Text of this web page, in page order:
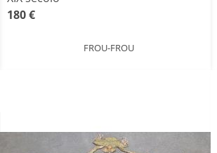
180 €
FROU-FROU